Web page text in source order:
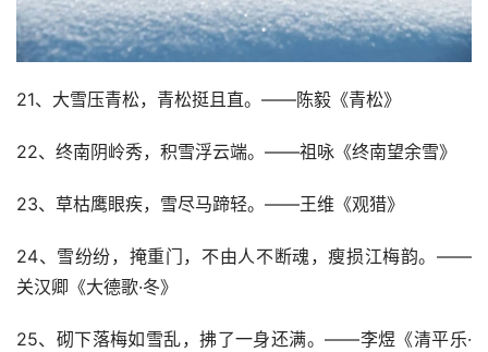
21、大雪压青松，青松挺且直。——陈毅《青松》
22、终南阴岭秀，积雪浮云端。——祖咏《终南望余雪》
23、草枯鹰眼疾，雪尽马蹄轻。——王维《观猎》
24、雪纷纷，掩重门，不由人不断魂，瘦损江梅韵。——
关汉卿《大德歌·冬》
25、砌下落梅如雪乱，拂了一身还满。——李煜《清平乐·